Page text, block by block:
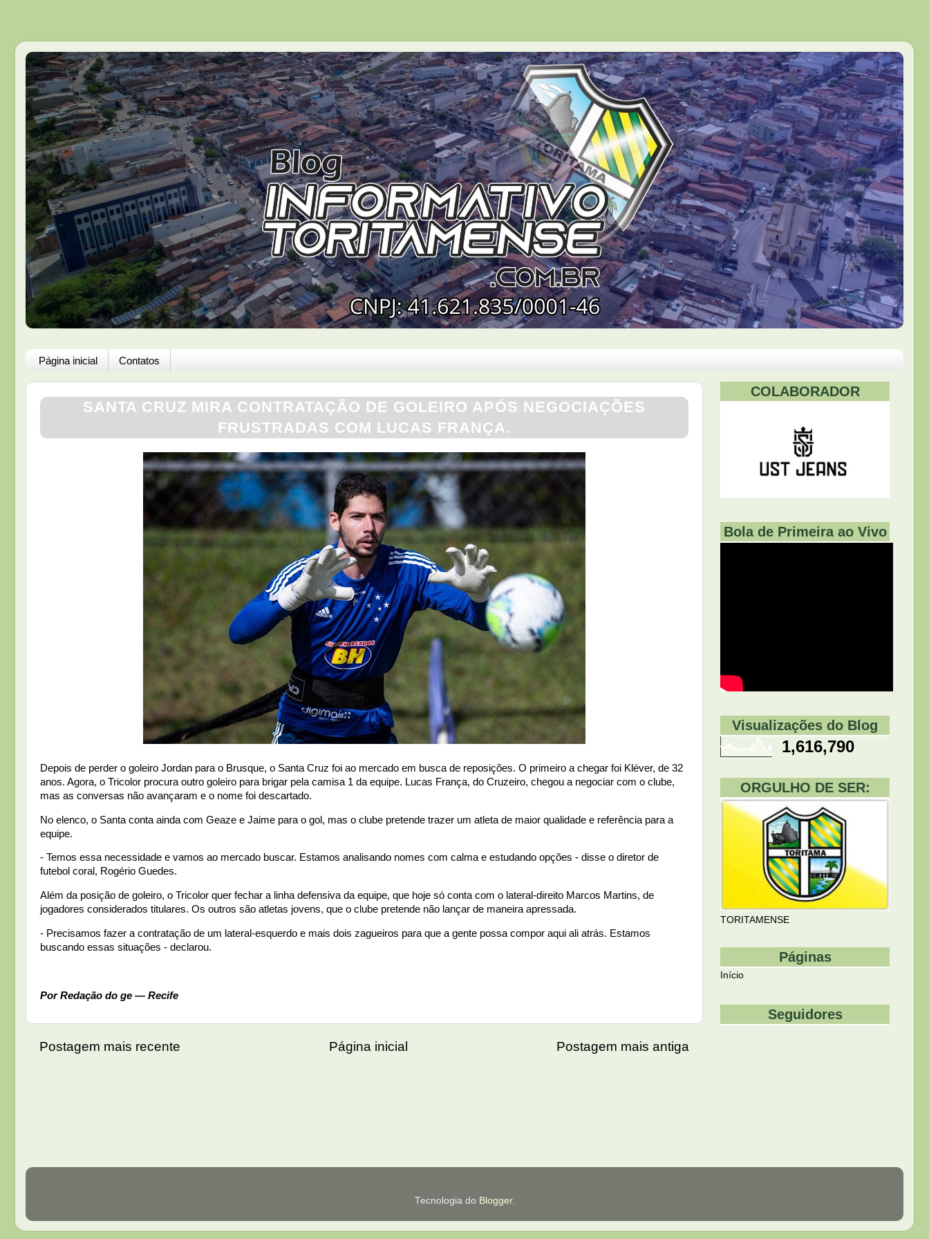
Página inicial Contatos
SANTA CRUZ MIRA CONTRATAÇÃO DE GOLEIRO APÓS NEGOCIAÇÕES
FRUSTRADAS COM LUCAS FRANÇA.
Depois de perder o goleiro Jordan para o Brusque, o Santa Cruz foi ao mercado em busca de reposições. O primeiro a chegar foi Kléver, de 32
anos. Agora, o Tricolor procura outro goleiro para brigar pela camisa 1 da equipe. Lucas França, do Cruzeiro, chegou a negociar com o clube,
mas as conversas não avançaram e o nome foi descartado.
No elenco, o Santa conta ainda com Geaze e Jaime para o gol, mas o clube pretende trazer um atleta de maior qualidade e referência para a
equipe.
- Temos essa necessidade e vamos ao mercado buscar. Estamos analisando nomes com calma e estudando opções - disse o diretor de
futebol coral, Rogério Guedes.
Além da posição de goleiro, o Tricolor quer fechar a linha defensiva da equipe, que hoje só conta com o lateral-direito Marcos Martins, de
jogadores considerados titulares. Os outros são atletas jovens, que o clube pretende não lançar de maneira apressada.
- Precisamos fazer a contratação de um lateral-esquerdo e mais dois zagueiros para que a gente possa compor aqui ali atrás. Estamos
buscando essas situações - declarou.
Por Redação do ge — Recife
Postagem mais recente Postagem mais antiga
Página inicial
COLABORADOR
Bola de Primeira ao Vivo
Visualizações do Blog
1,616,790
ORGULHO DE SER:
TORITAMENSE
Páginas
Início
Seguidores
Tecnologia do Blogger.